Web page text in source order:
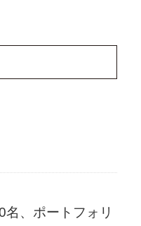
、ポートフォリ